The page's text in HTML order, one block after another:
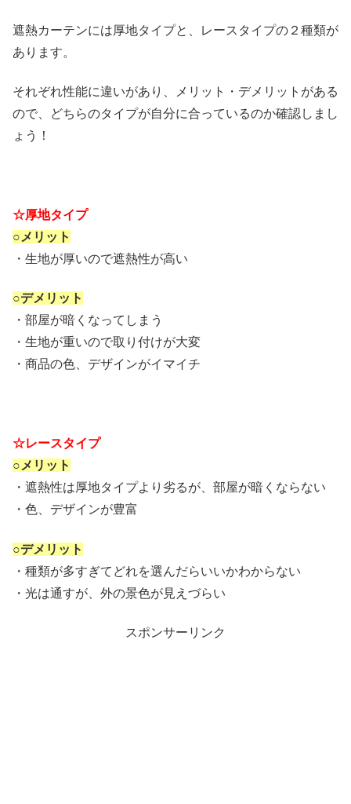
遮熱カーテンには厚地タイプと、レースタイプの２種類が
あります。
それぞれ性能に違いがあり、メリット・デメリットがある
ので、どちらのタイプが自分に合っているのか確認しまし
ょう！
☆厚地タイプ
○メリット
・生地が厚いので遮熱性が高い
○デメリット
・部屋が暗くなってしまう
・生地が重いので取り付けが大変
・商品の色、デザインがイマイチ
☆レースタイプ
○メリット
・遮熱性は厚地タイプより劣るが、部屋が暗くならない
・色、デザインが豊富
○デメリット
・種類が多すぎてどれを選んだらいいかわからない
・光は通すが、外の景色が見えづらい
スポンサーリンク